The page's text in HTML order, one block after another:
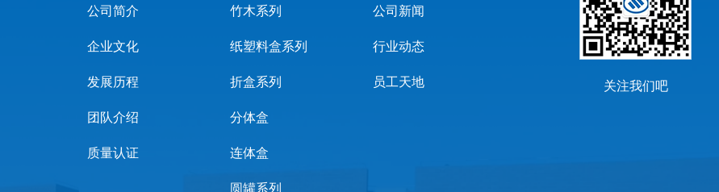
公司简介
企业文化
发展历程
团队介绍
质量认证
竹木系列
纸塑料盒系列
折盒系列
分体盒
连体盒
圆罐系列
公司新闻
行业动态
员工天地
关注我们吧